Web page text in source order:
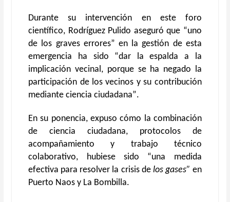
Durante su intervención en este foro
científico, Rodríguez Pulido aseguró que “uno
de los graves errores” en la gestión de esta
emergencia ha sido “dar la espalda a la
implicación vecinal, porque se ha negado la
participación de los vecinos y su contribución
mediante ciencia ciudadana”.
En su ponencia,expuso cómo la combinación
de ciencia ciudadana, protocolos de
acompañamiento y trabajo técnico
colaborativo, hubiese sido “una medida
efectiva para resolver la crisis de los gases” en
Puerto Naos y La Bombilla.